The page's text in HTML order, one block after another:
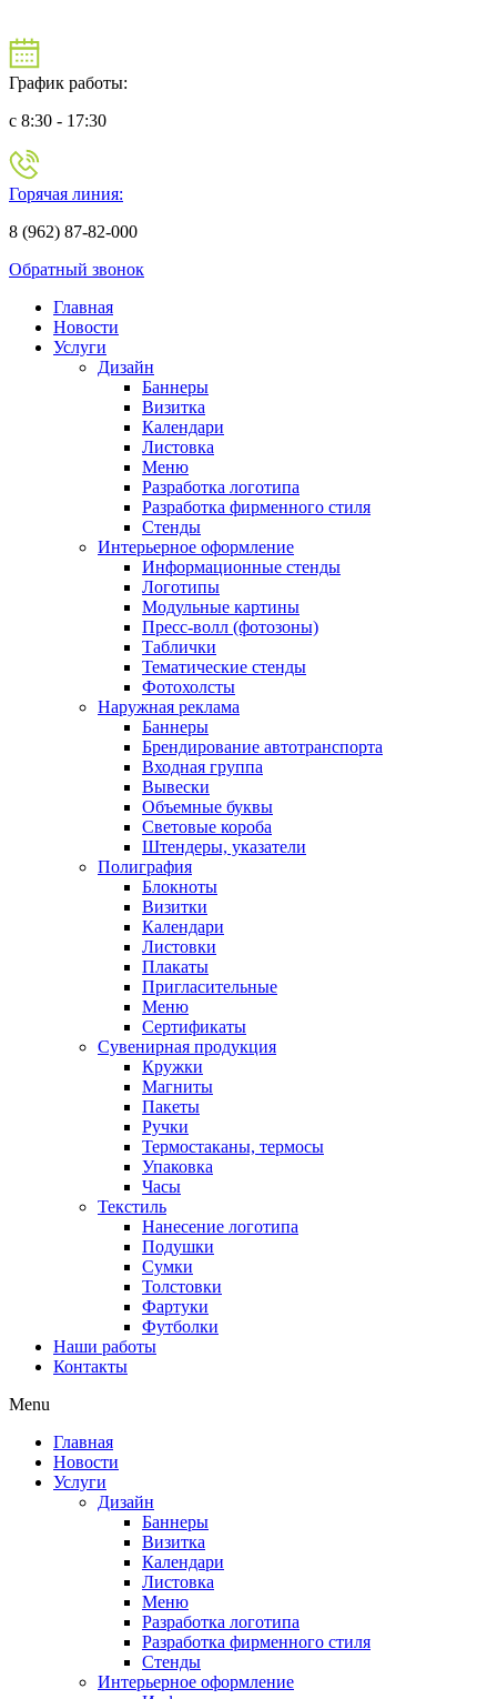
График работы:
c 8:30 - 17:30
Горячая линия:
8 (962) 87-82-000
Обратный звонок
Главная
Новости
Услуги
Дизайн
Баннеры
Визитка
Календари
Листовка
Меню
Разработка логотипа
Разработка фирменного стиля
Стенды
Интерьерное оформление
Информационные стенды
Логотипы
Модульные картины
Пресс-волл (фотозоны)
Таблички
Тематические стенды
Фотохолсты
Наружная реклама
Баннеры
Брендирование автотранспорта
Входная группа
Вывески
Объемные буквы
Световые короба
Штендеры, указатели
Полиграфия
Блокноты
Визитки
Календари
Листовки
Плакаты
Пригласительные
Меню
Сертификаты
Сувенирная продукция
Кружки
Магниты
Пакеты
Ручки
Термостаканы, термосы
Упаковка
Часы
Текстиль
Нанесение логотипа
Подушки
Сумки
Толстовки
Фартуки
Футболки
Наши работы
Контакты
Menu
Главная
Новости
Услуги
Дизайн
Баннеры
Визитка
Календари
Листовка
Меню
Разработка логотипа
Разработка фирменного стиля
Стенды
Интерьерное оформление